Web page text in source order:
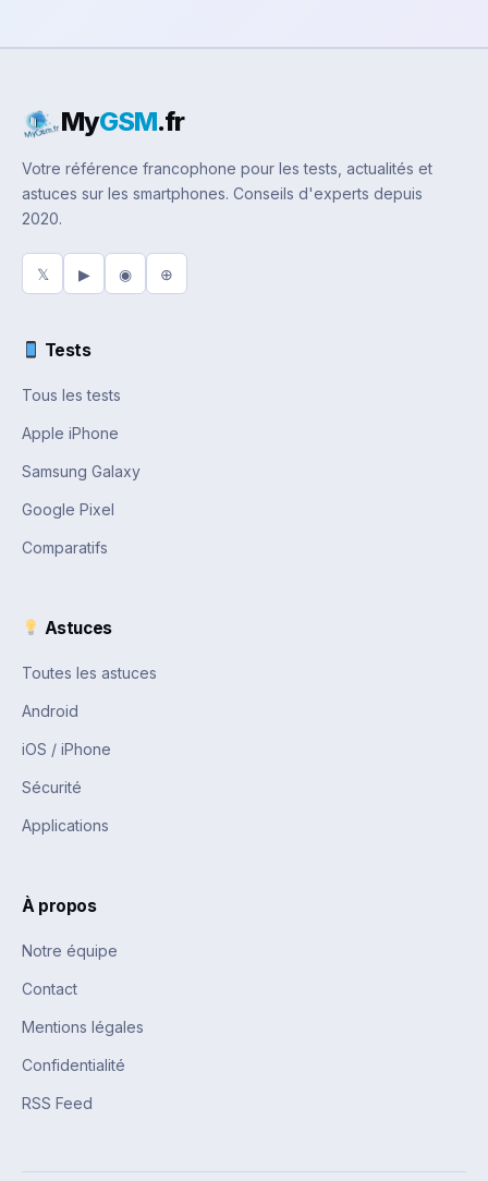
MyGSM.fr
Votre référence francophone pour les tests, actualités et
astuces sur les smartphones. Conseils d'experts depuis
2020.
𝕏 ▶ ◉ ⊕
Tests
Tous les tests
Apple iPhone
Samsung Galaxy
Google Pixel
Comparatifs
Astuces
Toutes les astuces
Android
iOS / iPhone
Sécurité
Applications
À propos
Notre équipe
Contact
Mentions légales
Confidentialité
RSS Feed